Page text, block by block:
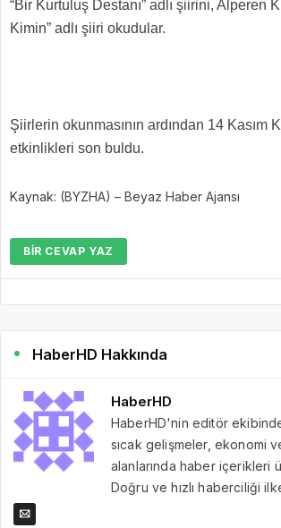
“Bir Kurtuluş Destanı” adlı şiirini, Alperen
Kimin” adlı şiiri okudular.
Şiirlerin okunmasının ardından 14 Kasım
etkinlikleri son buldu.
Kaynak: (BYZHA) – Beyaz Haber Ajansı
BIR CEVAP YAZ
HaberHD Hakkında
HaberHD
HaberHD'nin editör
sıcak gelişmeler, ekonomi
alanlarında haber içerikleri
Doğru ve hızlı haberciliği